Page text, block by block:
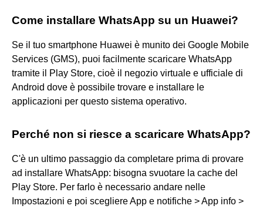
Come installare WhatsApp su un Huawei?
Se il tuo smartphone Huawei è munito dei Google Mobile
Services (GMS), puoi facilmente scaricare WhatsApp
tramite il Play Store, cioè il negozio virtuale e ufficiale di
Android dove è possibile trovare e installare le
applicazioni per questo sistema operativo.
Perché non si riesce a scaricare WhatsApp?
C'è un ultimo passaggio da completare prima di provare
ad installare WhatsApp: bisogna svuotare la cache del
Play Store. Per farlo è necessario andare nelle
Impostazioni e poi scegliere App e notifiche > App info >